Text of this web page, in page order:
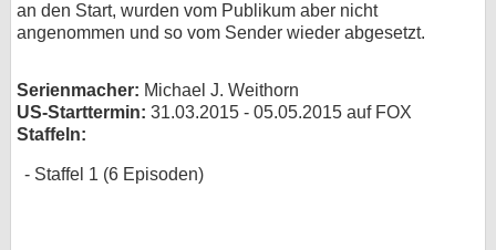
an den Start, wurden vom Publikum aber nicht
angenommen und so vom Sender wieder abgesetzt.
Serienmacher: Michael J. Weithorn
US-Starttermin: 31.03.2015 - 05.05.2015 auf FOX
Staffeln:
Staffel 1 (6 Episoden)
Gewinnspiele
bei X